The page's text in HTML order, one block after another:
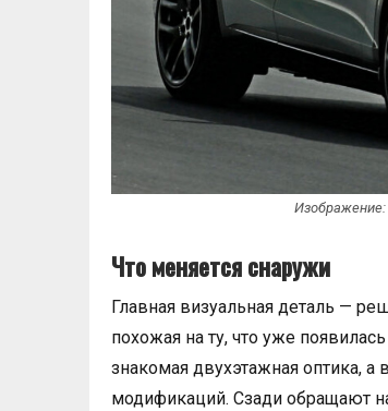
Изображение:
Что меняется снаружи
Главная визуальная деталь —
похожая на ту, что уже
знакомая двухэтажная оптика,
модификаций. Сзади обращают